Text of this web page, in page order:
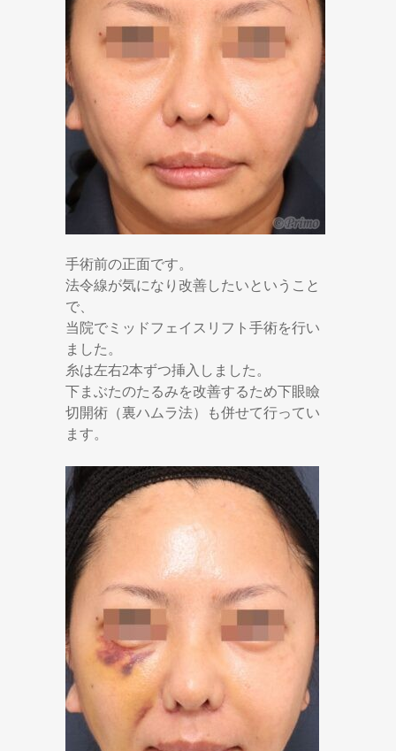
手術前の正面です。
法令線が気になり改善したいということ
で、
当院でミッドフェイスリフト手術を行い
ました。
糸は左右2本ずつ挿入しました。
下まぶたのたるみを改善するため下眼瞼
切開術（裏ハムラ法）も併せて行ってい
ます。